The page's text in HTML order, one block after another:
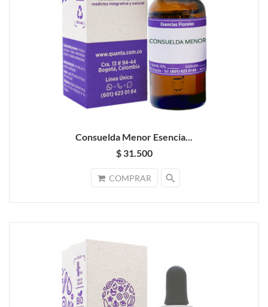
Consuelda Menor Esencia...
$ 31.500
COMPRAR search